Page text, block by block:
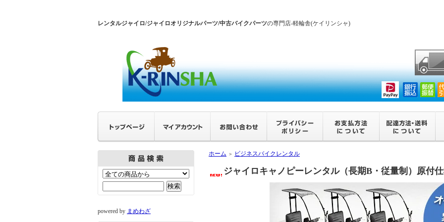
レンタルジャイロ/ジャイロオリジナルパーツ/中古バイクパーツの専門店-軽輪舎(ケイリンシャ)
powered by まめわざ
ホーム ＞ ビジネスバイクレンタル
ジャイロキャノピーレンタル（長期B・従量制）原付